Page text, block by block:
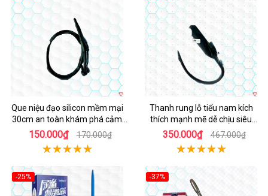
Que niệu đạo silicon mềm mại
30cm an toàn khám phá cảm
giác
150.000₫ 170.000₫
Thanh rung lỗ tiểu nam kích
thích mạnh mẽ dễ chịu siêu
sướng
350.000₫ 467.000₫
-25%
Hot
-37%
Hot